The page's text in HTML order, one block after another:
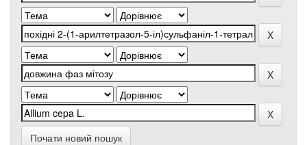
Почати новий пошук